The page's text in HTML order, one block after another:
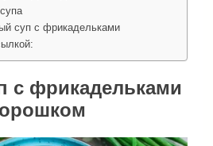
суп с фрикадельками
с фрикадельками